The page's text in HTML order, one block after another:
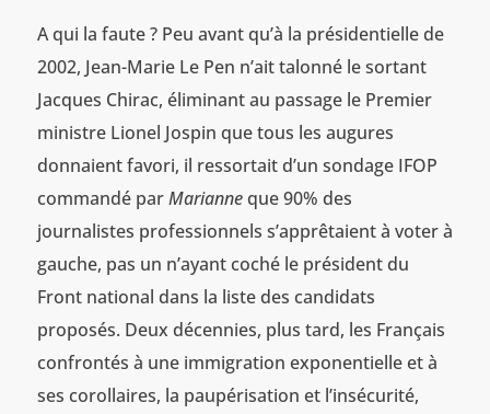
A qui la faute ? Peu avant qu’à la présidentielle de
2002, Jean-Marie Le Pen n’ait talonné le sortant
Jacques Chirac, éliminant au passage le Premier
ministre Lionel Jospin que tous les augures
donnaient favori, il ressortait d’un sondage IFOP
commandé parMarianneque 90% des
journalistes professionnels s’apprêtaient à voter à
gauche, pas un n’ayant coché le président du
Front national dans la liste des candidats
proposés. Deux décennies, plus tard, les Français
confrontés à une immigration exponentielle et à
ses corollaires, la paupérisation et l’insécurité,